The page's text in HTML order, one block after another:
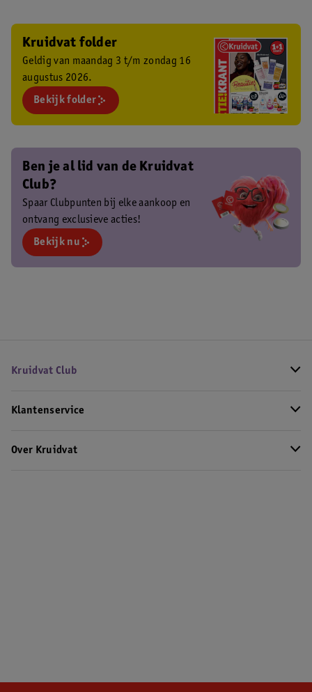
Kruidvat folder
Geldig van maandag 3 t/m zondag 16
augustus 2026.
Bekijk folder
Ben je al lid van de Kruidvat
Club?
Spaar Clubpunten bij elke aankoop en
ontvang exclusieve acties!
Bekijk nu
Kruidvat Club
Klantenservice
Over Kruidvat